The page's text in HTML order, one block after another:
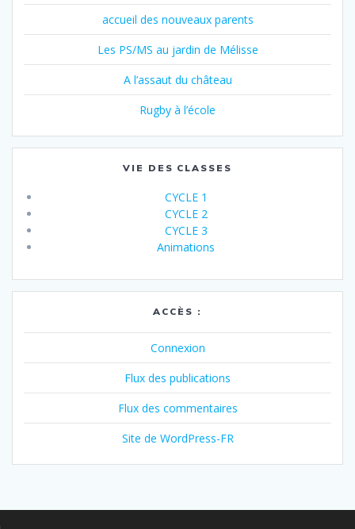
accueil des nouveaux parents
Les PS/MS au jardin de Mélisse
A l’assaut du château
Rugby à l’école
VIE DES CLASSES
CYCLE 1
CYCLE 2
CYCLE 3
Animations
ACCÈS :
Connexion
Flux des publications
Flux des commentaires
Site de WordPress-FR